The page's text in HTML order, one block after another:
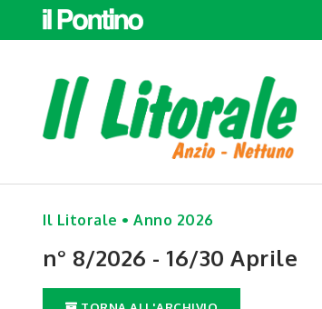
Il Litorale • Anno 2026
n° 8/2026 - 16/30 Aprile